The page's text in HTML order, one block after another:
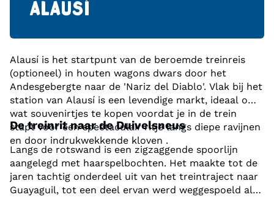
ALAUSÍ
Alausí is het startpunt van de beroemde treinreis
(optioneel) in houten wagons dwars door het
Andesgebergte naar de 'Nariz del Diablo'. Vlak bij het
station van Alausí is een levendige markt, ideaal om
wat souvenirtjes te kopen voordat je in de trein
stapt voor een spectaculair ritje langs diepe ravijnen
en door indrukwekkende kloven .
De treinrit naar de Duivelsneus
Langs de rotswand is een zigzaggende spoorlijn
aangelegd met haarspelbochten. Het maakte tot de
jaren tachtig onderdeel uit van het treintraject naar
Guayaguil, tot een deel ervan werd weggespoeld als